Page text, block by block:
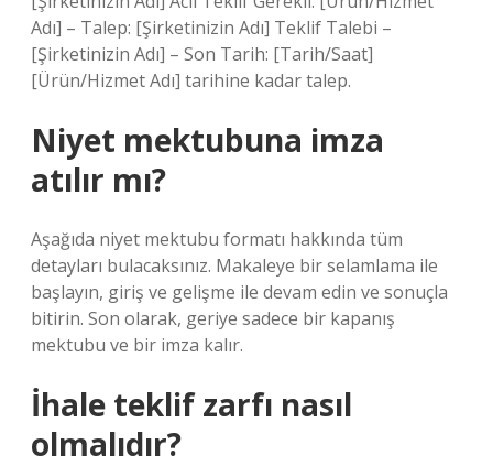
Adı] – Talep: [Şirketinizin Adı] Teklif Talebi –
[Şirketinizin Adı] – Son Tarih: [Tarih/Saat]
[Ürün/Hizmet Adı] tarihine kadar talep.
Niyet mektubuna imza
atılır mı?
Aşağıda niyet mektubu formatı hakkında tüm
detayları bulacaksınız. Makaleye bir selamlama ile
başlayın, giriş ve gelişme ile devam edin ve sonuçla
bitirin. Son olarak, geriye sadece bir kapanış
mektubu ve bir imza kalır.
İhale teklif zarfı nasıl
olmalıdır?